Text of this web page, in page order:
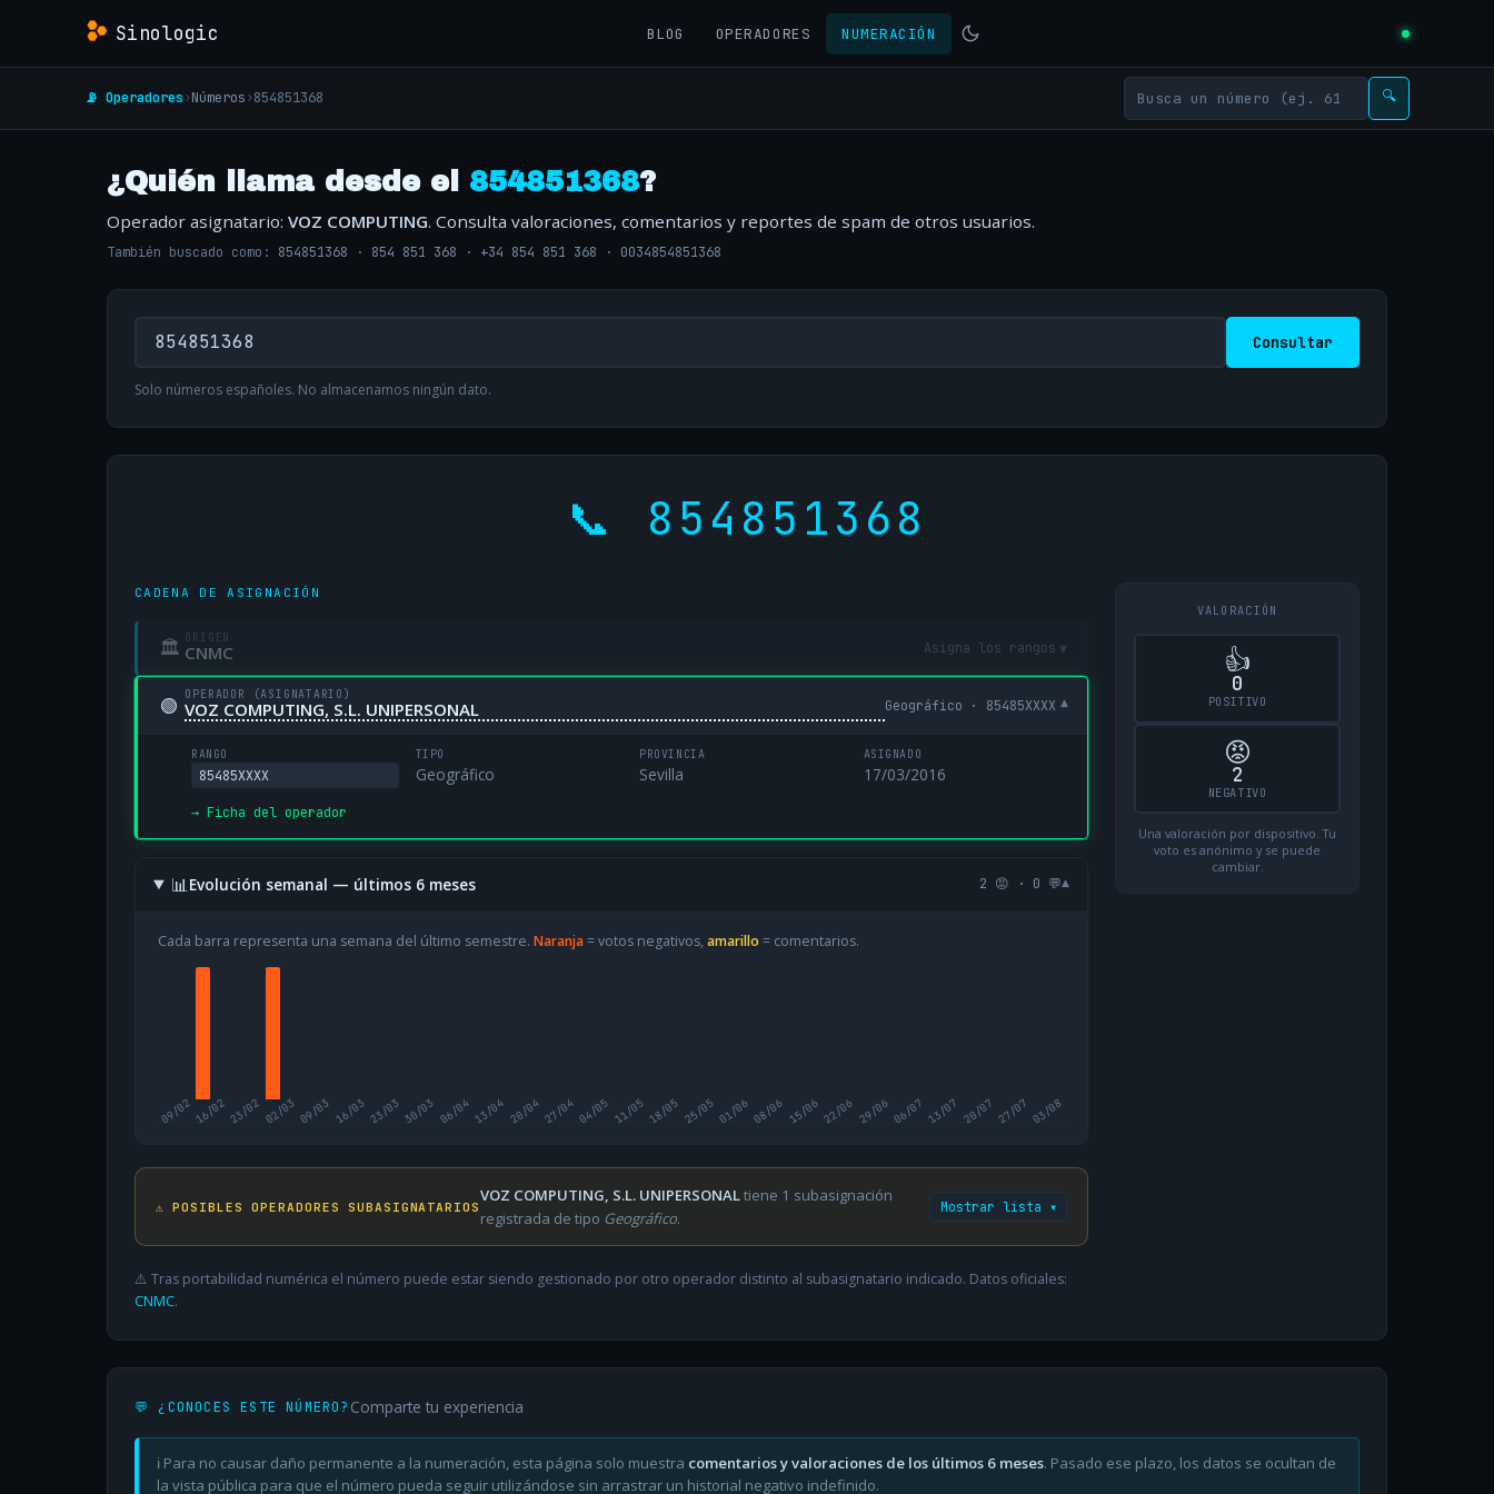
Sinologic BLOG OPERADORES NUMERACIÓN
📡 Operadores›Números›854851368 🔍
¿Quién llama desde el 854851368?
Operador asignatario: VOZ COMPUTING. Consulta valoraciones, comentarios y reportes de spam de otros usuarios.
También buscado como: 854851368 · 854 851 368 · +34 854 851 368 · 0034854851368
Consultar
Solo números españoles. No almacenamos ningún dato.
📞 854851368
CADENA DE ASIGNACIÓN
🏛 ORIGEN
CNMC Asigna los rangos ▾
🟢 OPERADOR (ASIGNATARIO)
VOZ COMPUTING, S.L. UNIPERSONAL Geográfico · 85485XXXX ▾
RANGO
85485XXXX
TIPO
Geográfico
PROVINCIA
Sevilla
ASIGNADO
17/03/2016
→ Ficha del operador
📊Evolución semanal — últimos 6 meses 2 😡 · 0 💬▾
Cada barra representa una semana del último semestre. Naranja= votos negativos, amarillo = comentarios.
09/0216/0223/02 02/03 09/03 16/03 23/03 30/03 06/0413/04 20/0427/0404/05 11/0518/05 25/0501/0608/06 15/0622/06 29/0606/07 13/07 20/07 27/07 03/08
⚠️ POSIBLES OPERADORES SUBASIGNATARIOS
VOZ COMPUTING, S.L. UNIPERSONALtiene 1 subasignación
registrada de tipo Geográfico.
Mostrar lista ▾
⚠️ Tras portabilidad numérica el número puede estar siendo gestionado por otro operador distinto al subasignatario indicado. Datos oficiales:
CNMC.
VALORACIÓN
👍
0
POSITIVO
😡
2
NEGATIVO
Una valoración por dispositivo. Tu
voto es anónimo y se puede
cambiar.
💬 ¿CONOCES ESTE NÚMERO? Comparte tu experiencia
ℹ️ Para no causar daño permanente a la numeración, esta página solo muestra comentarios y valoraciones de los últimos 6 meses. Pasado ese plazo, los datos se ocultan de
la vista pública para que el número pueda seguir utilizándose sin arrastrar un historial negativo indefinido.